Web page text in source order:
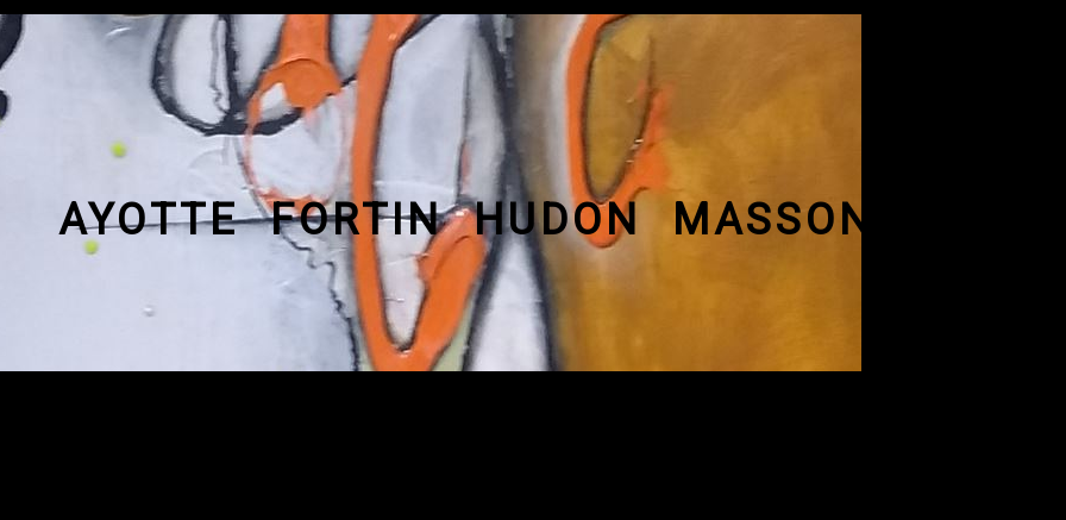
FORTIN HUDON MASSON